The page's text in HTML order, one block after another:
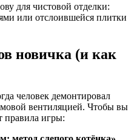
для чистовой отделки:
или отслоившейся плитки
новичка (и как
человек демонтировал
вентиляцией. Чтобы вы
правила игры: